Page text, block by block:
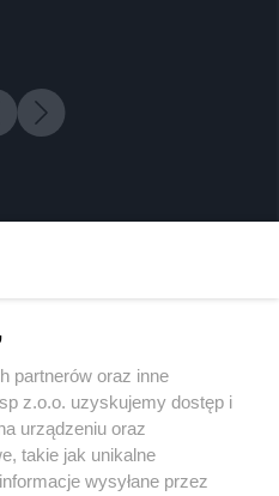
partnerów oraz inne
z.o.o. uzyskujemy dostęp i
urządzeniu oraz
takie jak unikalne
wysyłane przez